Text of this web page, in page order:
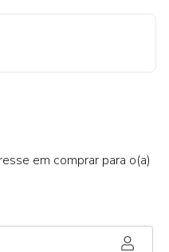
em comprar para o(a)